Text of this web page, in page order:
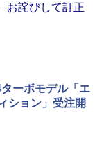
お詫びして訂正
ーボモデル「エ
ション」受注開